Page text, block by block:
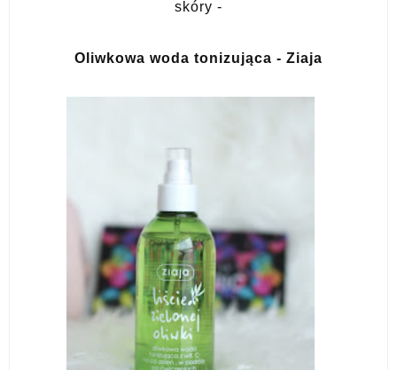
skóry -
Oliwkowa woda tonizująca - Ziaja